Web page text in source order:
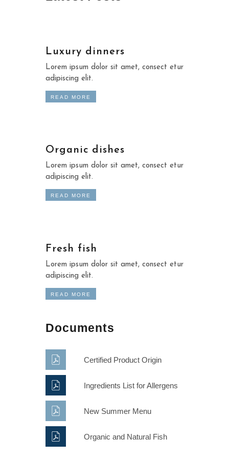
Luxury dinners
Lorem ipsum dolor sit amet, consect etur
adipiscing elit.
READ MORE
Organic dishes
Lorem ipsum dolor sit amet, consect etur
adipiscing elit.
READ MORE
Fresh fish
Lorem ipsum dolor sit amet, consect etur
adipiscing elit.
READ MORE
Documents
Certified Product Origin
Ingredients List for Allergens
New Summer Menu
Organic and Natural Fish